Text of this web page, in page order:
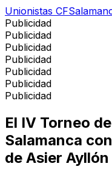
Unionistas CF
Publicidad
Publicidad
Publicidad
Publicidad
Publicidad
Publicidad
Publicidad
El IV Torneo
Salamanca
de Asier